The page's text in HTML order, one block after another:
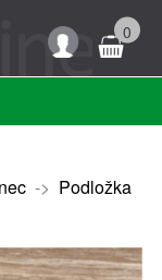
0
-> Podložka